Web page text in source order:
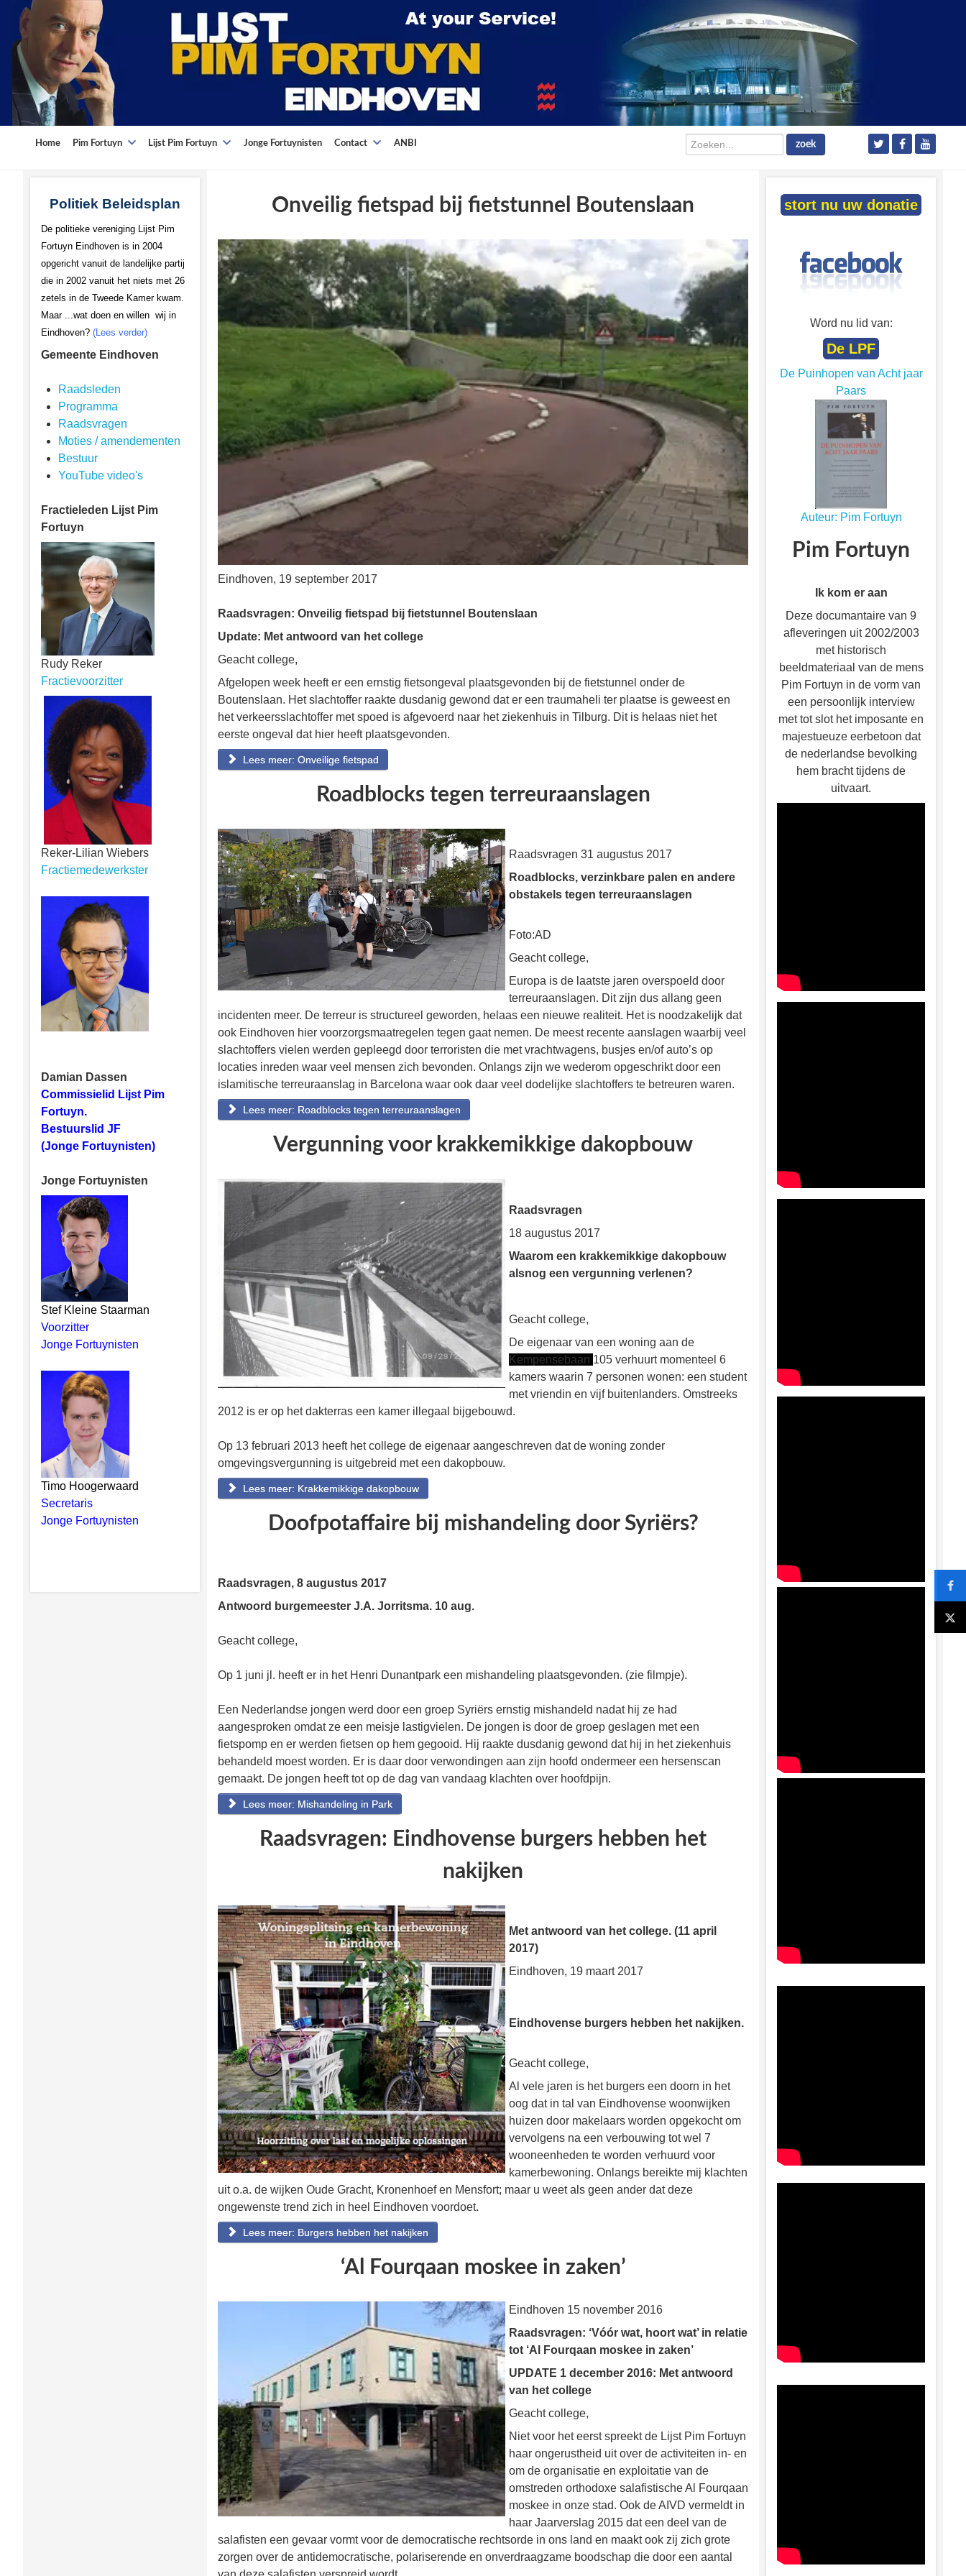
Home Pim Fortuyn Lijst Pim Fortuyn Jonge Fortuynisten Contact ANBI Zoeken... zoek
Politiek Beleidsplan
De politieke vereniging Lijst Pim
Fortuyn Eindhoven is in 2004
opgericht vanuit de landelijke partij
die in 2002 vanuit het niets met 26
zetels in de Tweede Kamer kwam.
Maar ...wat doen en willen wij in
Eindhoven? (Lees verder)
Gemeente Eindhoven
Raadsleden
Programma
Raadsvragen
Moties / amendementen
Bestuur
YouTube video's
Fractieleden Lijst Pim
Fortuyn
Rudy Reker
Fractievoorzitter
Reker-Lilian Wiebers
Fractiemedewerkster
Damian Dassen
Commissielid Lijst Pim
Fortuyn.
Bestuurslid JF
(Jonge Fortuynisten)
Jonge Fortuynisten
Stef Kleine Staarman
Voorzitter
Jonge Fortuynisten
Timo Hoogerwaard
Secretaris
Jonge Fortuynisten
Onveilig fietspad bij fietstunnel Boutenslaan
Eindhoven, 19 september 2017
Raadsvragen: Onveilig fietspad bij fietstunnel Boutenslaan
Update: Met antwoord van het college
Geacht college,
Afgelopen week heeft er een ernstig fietsongeval plaatsgevonden bij de fietstunnel onder de
Boutenslaan. Het slachtoffer raakte dusdanig gewond dat er een traumaheli ter plaatse is geweest en
het verkeersslachtoffer met spoed is afgevoerd naar het ziekenhuis in Tilburg. Dit is helaas niet het
eerste ongeval dat hier heeft plaatsgevonden.
Lees meer: Onveilige fietspad
Roadblocks tegen terreuraanslagen
Raadsvragen 31 augustus 2017
Roadblocks, verzinkbare palen en andere
obstakels tegen terreuraanslagen
Foto:AD
Geacht college,
Europa is de laatste jaren overspoeld door
terreuraanslagen. Dit zijn dus allang geen
incidenten meer. De terreur is structureel geworden, helaas een nieuwe realiteit. Het is noodzakelijk dat
ook Eindhoven hier voorzorgsmaatregelen tegen gaat nemen. De meest recente aanslagen waarbij veel
slachtoffers vielen werden gepleegd door terroristen die met vrachtwagens, busjes en/of auto’s op
locaties inreden waar veel mensen zich bevonden. Onlangs zijn we wederom opgeschrikt door een
islamitische terreuraanslag in Barcelona waar ook daar veel dodelijke slachtoffers te betreuren waren.
Lees meer: Roadblocks tegen terreuraanslagen
Vergunning voor krakkemikkige dakopbouw
Raadsvragen
18 augustus 2017
Waarom een krakkemikkige dakopbouw
alsnog een vergunning verlenen?
Geacht college,
De eigenaar van een woning aan de
Kempensebaan 105 verhuurt momenteel 6
kamers waarin 7 personen wonen: een student
met vriendin en vijf buitenlanders. Omstreeks
2012 is er op het dakterras een kamer illegaal bijgebouwd.
Op 13 februari 2013 heeft het college de eigenaar aangeschreven dat de woning zonder
omgevingsvergunning is uitgebreid met een dakopbouw.
Lees meer: Krakkemikkige dakopbouw
Doofpotaffaire bij mishandeling door Syriërs?
Raadsvragen, 8 augustus 2017
Antwoord burgemeester J.A. Jorritsma. 10 aug.
Geacht college,
Op 1 juni jl. heeft er in het Henri Dunantpark een mishandeling plaatsgevonden. (zie filmpje).
Een Nederlandse jongen werd door een groep Syriërs ernstig mishandeld nadat hij ze had
aangesproken omdat ze een meisje lastigvielen. De jongen is door de groep geslagen met een
fietspomp en er werden fietsen op hem gegooid. Hij raakte dusdanig gewond dat hij in het ziekenhuis
behandeld moest worden. Er is daar door verwondingen aan zijn hoofd ondermeer een hersenscan
gemaakt. De jongen heeft tot op de dag van vandaag klachten over hoofdpijn.
Lees meer: Mishandeling in Park
Raadsvragen: Eindhovense burgers hebben het
nakijken
Met antwoord van het college. (11 april
2017)
Eindhoven, 19 maart 2017
Eindhovense burgers hebben het nakijken.
Geacht college,
Al vele jaren is het burgers een doorn in het
oog dat in tal van Eindhovense woonwijken
huizen door makelaars worden opgekocht om
vervolgens na een verbouwing tot wel 7
wooneenheden te worden verhuurd voor
kamerbewoning. Onlangs bereikte mij klachten
uit o.a. de wijken Oude Gracht, Kronenhoef en Mensfort; maar u weet als geen ander dat deze
ongewenste trend zich in heel Eindhoven voordoet.
Lees meer: Burgers hebben het nakijken
‘Al Fourqaan moskee in zaken’
Eindhoven 15 november 2016
Raadsvragen: ‘Vóór wat, hoort wat’ in relatie
tot ‘Al Fourqaan moskee in zaken’
UPDATE 1 december 2016: Met antwoord
van het college
Geacht college,
Niet voor het eerst spreekt de Lijst Pim Fortuyn
haar ongerustheid uit over de activiteiten in- en
om de organisatie en exploitatie van de
omstreden orthodoxe salafistische Al Fourqaan
moskee in onze stad. Ook de AIVD vermeldt in
haar Jaarverslag 2015 dat een deel van de
salafisten een gevaar vormt voor de democratische rechtsorde in ons land en maakt ook zij zich grote
zorgen over de antidemocratische, polariserende en onverdraagzame boodschap die door een aantal
stort nu uw donatie
Word nu lid van:
De LPF
De Puinhopen van Acht jaar
Paars
Auteur: Pim Fortuyn
Pim Fortuyn
Ik kom er aan
Deze documantaire van 9
afleveringen uit 2002/2003
met historisch
beeldmateriaal van de mens
Pim Fortuyn in de vorm van
een persoonlijk interview
met tot slot het imposante en
majestueuze eerbetoon dat
de nederlandse bevolking
hem bracht tijdens de
uitvaart.